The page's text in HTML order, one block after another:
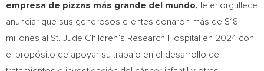
empresa de pizzas más grande del mundo, le enorgullece
anunciar que sus generosos clientes donaron más de $18
millones al St. Jude Children’s Research Hospital en 2024 con
el propósito de apoyar su trabajo en el desarrollo de